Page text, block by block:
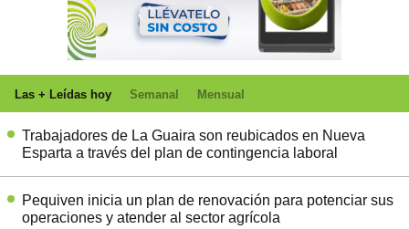
Las + Leídas hoy Semanal Mensual
Trabajadores de La Guaira son reubicados en Nueva
Esparta a través del plan de contingencia laboral
Pequiven inicia un plan de renovación para potenciar sus
operaciones y atender al sector agrícola